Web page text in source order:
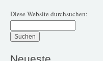
Diese Website durchsuchen:
Neueste